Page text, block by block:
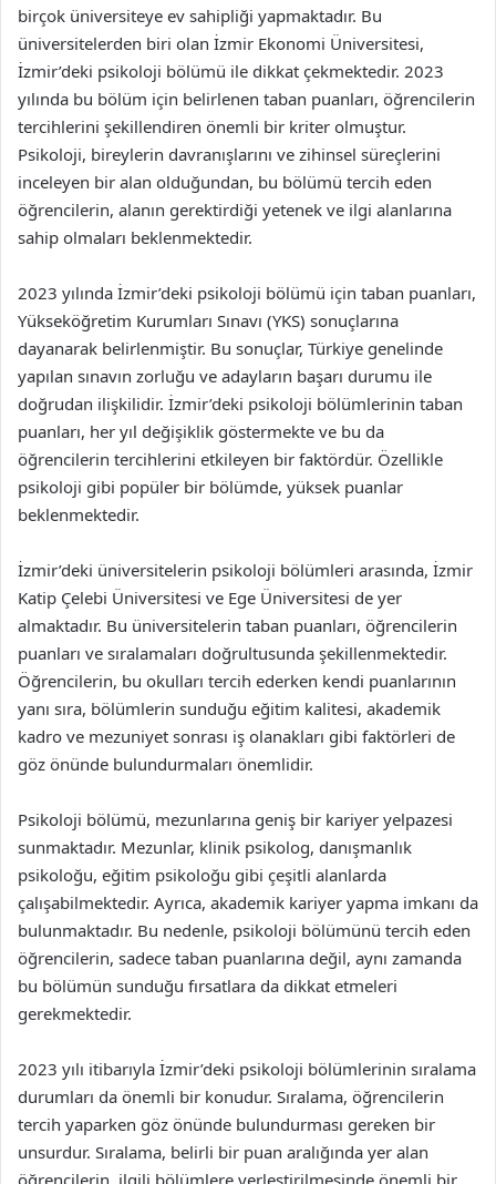
birçok üniversiteye ev sahipliği yapmaktadır. Bu
üniversitelerden biri olan İzmir Ekonomi Üniversitesi,
İzmir’deki psikoloji bölümü ile dikkat çekmektedir. 2023
yılında bu bölüm için belirlenen taban puanları, öğrencilerin
tercihlerini şekillendiren önemli bir kriter olmuştur.
Psikoloji, bireylerin davranışlarını ve zihinsel süreçlerini
inceleyen bir alan olduğundan, bu bölümü tercih eden
öğrencilerin, alanın gerektirdiği yetenek ve ilgi alanlarına
sahip olmaları beklenmektedir.
2023 yılında İzmir’deki psikoloji bölümü için taban puanları,
Yükseköğretim Kurumları Sınavı (YKS) sonuçlarına
dayanarak belirlenmiştir. Bu sonuçlar, Türkiye genelinde
yapılan sınavın zorluğu ve adayların başarı durumu ile
doğrudan ilişkilidir. İzmir’deki psikoloji bölümlerinin taban
puanları, her yıl değişiklik göstermekte ve bu da
öğrencilerin tercihlerini etkileyen bir faktördür. Özellikle
psikoloji gibi popüler bir bölümde, yüksek puanlar
beklenmektedir.
İzmir’deki üniversitelerin psikoloji bölümleri arasında, İzmir
Katip Çelebi Üniversitesi ve Ege Üniversitesi de yer
almaktadır. Bu üniversitelerin taban puanları, öğrencilerin
puanları ve sıralamaları doğrultusunda şekillenmektedir.
Öğrencilerin, bu okulları tercih ederken kendi puanlarının
yanı sıra, bölümlerin sunduğu eğitim kalitesi, akademik
kadro ve mezuniyet sonrası iş olanakları gibi faktörleri de
göz önünde bulundurmaları önemlidir.
Psikoloji bölümü, mezunlarına geniş bir kariyer yelpazesi
sunmaktadır. Mezunlar, klinik psikolog, danışmanlık
psikoloğu, eğitim psikoloğu gibi çeşitli alanlarda
çalışabilmektedir. Ayrıca, akademik kariyer yapma imkanı da
bulunmaktadır. Bu nedenle, psikoloji bölümünü tercih eden
öğrencilerin, sadece taban puanlarına değil, aynı zamanda
bu bölümün sunduğu fırsatlara da dikkat etmeleri
gerekmektedir.
2023 yılı itibarıyla İzmir’deki psikoloji bölümlerinin sıralama
durumları da önemli bir konudur. Sıralama, öğrencilerin
tercih yaparken göz önünde bulundurması gereken bir
unsurdur. Sıralama, belirli bir puan aralığında yer alan
öğrencilerin, ilgili bölümlere yerleştirilmesinde önemli bir